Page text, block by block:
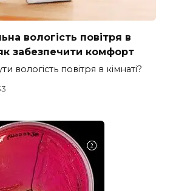
вологість повітря в
як забезпечити комфорт
вологість повітря в кімнаті?